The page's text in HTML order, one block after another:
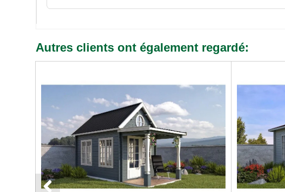
Autres clients ont également regardé: